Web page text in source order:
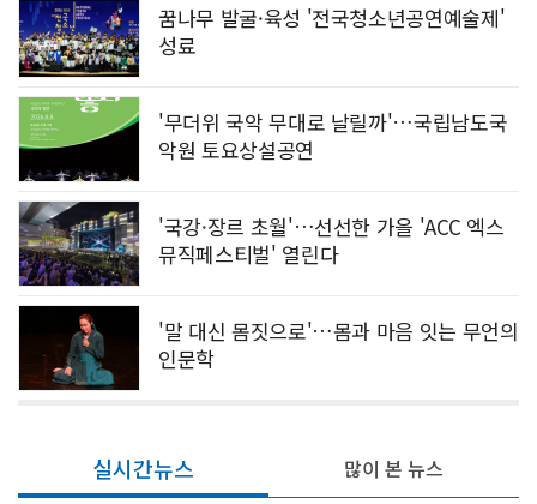
꿈나무 발굴·육성 '전국청소년공연예술제'
성료
'무더위 국악 무대로 날릴까'…국립남도국
악원 토요상설공연
'국강·장르 초월'…선선한 가을 'ACC 엑스
뮤직페스티벌' 열린다
'말 대신 몸짓으로'…몸과 마음 잇는 무언의
인문학
실시간뉴스 많이 본 뉴스